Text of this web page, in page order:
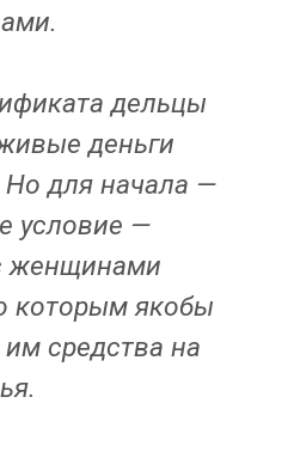
дельцы
деньги
Но для начала —
условие —
женщинами
которым якобы
средства на